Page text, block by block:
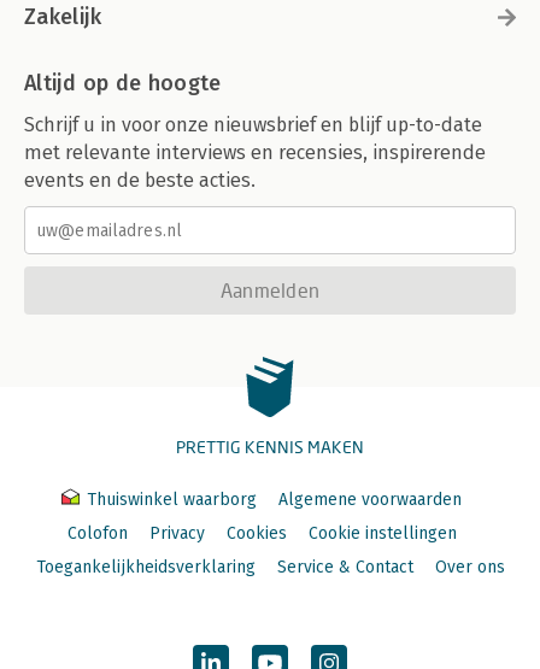
Zakelijk
Altijd op de hoogte
Schrijf u in voor onze nieuwsbrief en blijf up-to-date
met relevante interviews en recensies, inspirerende
events en de beste acties.
Aanmelden
PRETTIG KENNIS MAKEN
Thuiswinkel waarborg
Algemene voorwaarden
Colofon
Privacy Cookies
Cookie instellingen
Toegankelijkheidsverklaring
Service & Contact Over ons